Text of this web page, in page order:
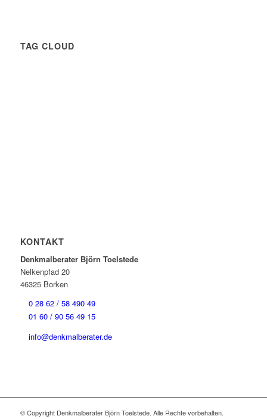
TAG CLOUD
KONTAKT
Denkmalberater Björn Toelstede
Nelkenpfad 20
46325 Borken
0 28 62 / 58 490 49
01 60 / 90 56 49 15
info@denkmalberater.de
© Copyright Denkmalberater Björn Toelstede. Alle Rechte vorbehalten.